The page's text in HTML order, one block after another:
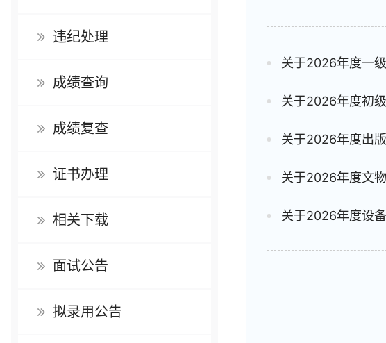
违纪处理
成绩查询
成绩复查
证书办理
相关下载
面试公告
拟录用公告
关于2026年度一
关于2026年度初
关于2026年度出
关于2026年度文
关于2026年度设